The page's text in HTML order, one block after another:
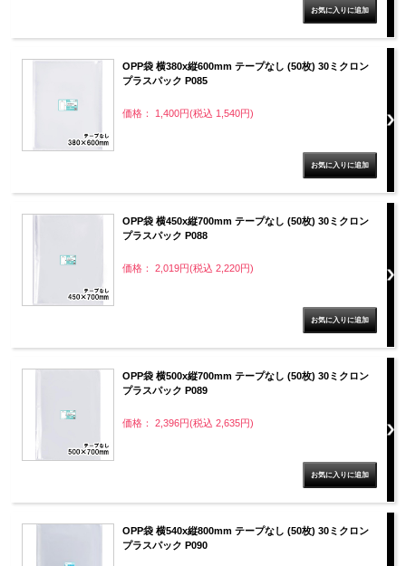
OPP袋 横380x縦600mm テープなし (50枚) 30ミクロン
プラスパック P085
価格： 1,400円(税込 1,540円)
OPP袋 横450x縦700mm テープなし (50枚) 30ミクロン
プラスパック P088
価格： 2,019円(税込 2,220円)
OPP袋 横500x縦700mm テープなし (50枚) 30ミクロン
プラスパック P089
価格： 2,396円(税込 2,635円)
OPP袋 横540x縦800mm テープなし (50枚) 30ミクロン
プラスパック P090